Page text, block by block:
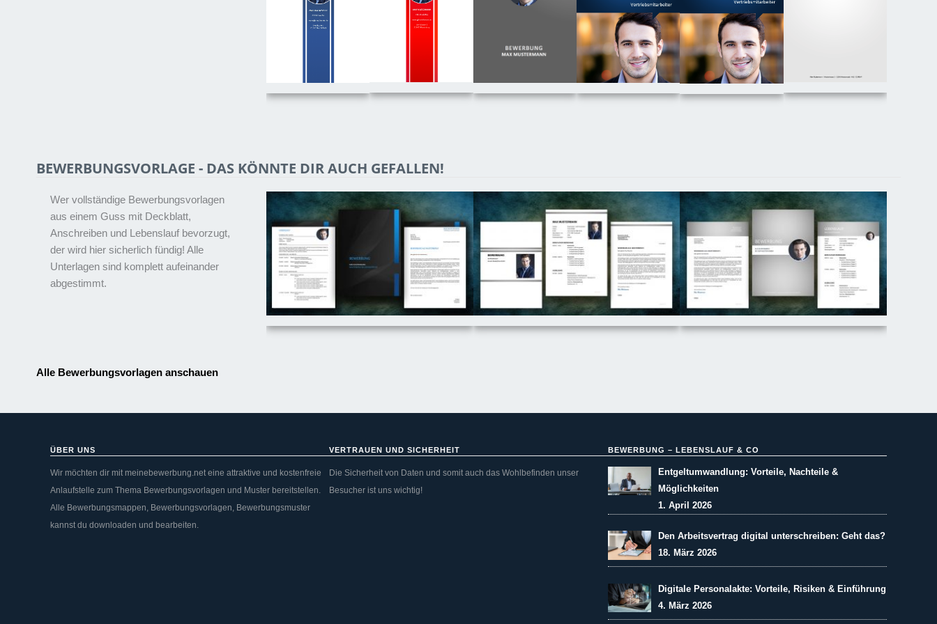
BEWERBUNGSVORLAGE - DAS KÖNNTE DIR AUCH GEFALLEN!
Wer vollständige Bewerbungsvorlagen
aus einem Guss mit Deckblatt,
Anschreiben und Lebenslauf bevorzugt,
der wird hier sicherlich fündig! Alle
Unterlagen sind komplett aufeinander
abgestimmt.
Alle Bewerbungsvorlagen anschauen
ÜBER UNS
Wir möchten dir mit meinebewerbung.net eine attraktive und kostenfreie
Anlaufstelle zum Thema Bewerbungsvorlagen und Muster bereitstellen.
Alle Bewerbungsmappen, Bewerbungsvorlagen, Bewerbungsmuster
kannst du downloaden und bearbeiten.
VERTRAUEN UND SICHERHEIT
Die Sicherheit von Daten und somit auch das Wohlbefinden unser
Besucher ist uns wichtig!
BEWERBUNG – LEBENSLAUF & CO
Entgeltumwandlung: Vorteile, Nachteile &
Möglichkeiten
1. April 2026
Den Arbeitsvertrag digital unterschreiben: Geht das?
18. März 2026
Digitale Personalakte: Vorteile, Risiken & Einführung
4. März 2026